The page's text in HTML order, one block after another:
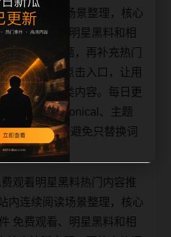
内连续阅读场景整理，核心
免费观看、明星黑料和相
出清晰主题，再补充热门
片语义和可点击入口，让用
继续浏览同类内容。每日更
、canonical、主题
保持一致，避免只替换词
观看明星黑料热门内容推
内连续阅读场景整理，核心
免费观看、明星黑料和相